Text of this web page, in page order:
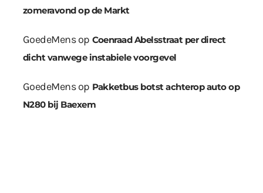
zomeravond op de Markt
GoedeMensop Coenraad Abelsstraat per direct
dicht vanwege instabiele voorgevel
GoedeMensop Pakketbus botst achterop auto op
N280 bij Baexem